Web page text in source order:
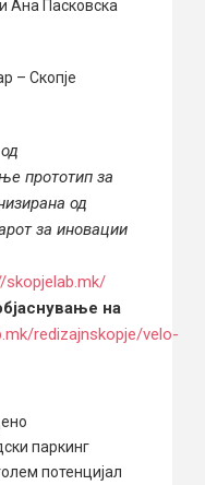
Ана Пасковска
– Скопје
прототип за
од
за иновации
skopjelab.mk/
на
redizajnskopje/velo-
паркинг
потенцијал